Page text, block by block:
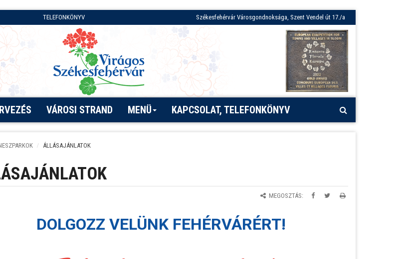
TELEFONKÖNYV Székesfehérvár Városgondnoksága, Szent Vendel út 17./a
VÁROSI STRAND MENÜ KAPCSOLAT, TELEFONKÖNYV
ÁLLÁSAJÁNLATOK
MEGOSZTÁS:
DOLGOZZ VELÜNK FEHÉRVÁRÉRT!